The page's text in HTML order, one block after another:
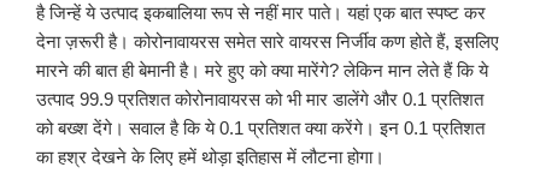
है जिन्हें ये उत्पाद इकबालिया रूप से नहीं मार पाते। यहां एक बात स्पष्ट कर
देना ज़रूरी है। कोरोनावायरस समेत सारे वायरस निर्जीव कण होते हैं, इसलिए
मारने की बात ही बेमानी है। मरे हुए को क्या मारेंगे? लेकिन मान लेते हैं कि ये
उत्पाद 99.9 प्रतिशत कोरोनावायरस को भी मार डालेंगे और 0.1 प्रतिशत
को बख्श देंगे। सवाल है कि ये 0.1 प्रतिशत क्या करेंगे। इन 0.1 प्रतिशत
का हश्र देखने के लिए हमें थोड़ा इतिहास में लौटना होगा।